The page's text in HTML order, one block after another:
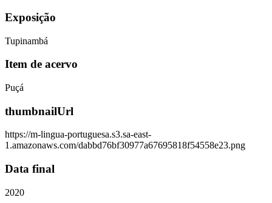
Exposição
Tupinambá
Item de acervo
Puçá
thumbnailUrl
https://m-lingua-portuguesa.s3.sa-east-
1.amazonaws.com/dabbd76bf30977a67695818f54558e23.png
Data final
2020